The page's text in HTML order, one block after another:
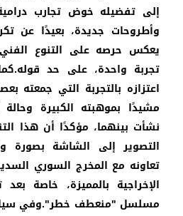
إلى تفضيله خوض تجارب
وأطروحات جديدة، بعيدًا عن
يعكس حرصه على التنوع الفني
تجربة واحدة، على حد
اعتزازه بالتجربة التي جمعته
مشيدًا بموهبته الكبيرة وحالة
نشأت بينهما، مؤكدًا أن هذا
التصوير إلى الشاشة بصورة
تعاونه مع المخرج السوري
الإخراجية بالمميزة، خاصة
مسلسل "منعطف خطر".وفي